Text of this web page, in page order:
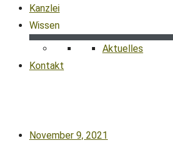
Kanzlei
Wissen
Aktuelles
Kontakt
November 9, 2021